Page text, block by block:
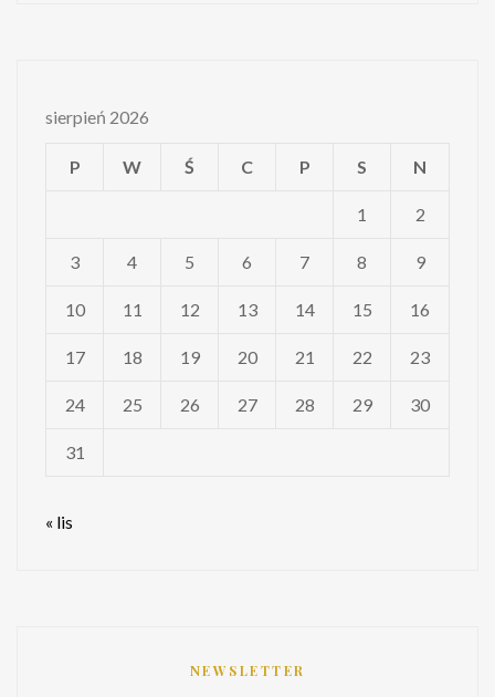
sierpień 2026
P W Ś C P S N
1 2
3 4 5 6 7 8 9
10 11 12 13 14 15 16
17 18 19 20 21 22 23
24 25 26 27 28 29 30
31
« lis
NEWSLETTER